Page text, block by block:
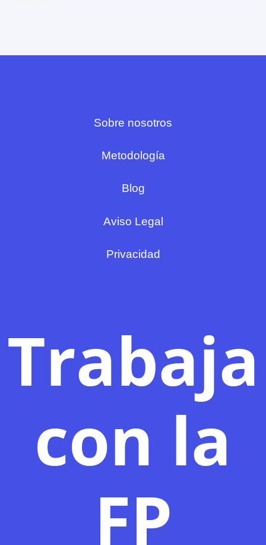
Sobre nosotros
Metodología
Blog
Aviso Legal
Privacidad
Trabaja
con la
FP